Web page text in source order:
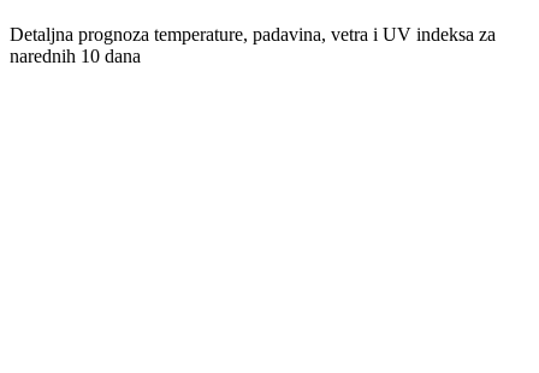
Detaljna prognoza temperature, padavina, vetra i UV indeksa za
narednih 10 dana